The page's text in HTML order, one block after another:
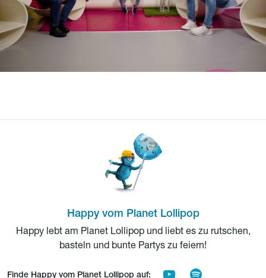
Happy vom Planet Lollipop
Happy lebt am Planet Lollipop und liebt es zu rutschen,
basteln und bunte Partys zu feiern!
Finde Happy vom Planet Lollipop auf: